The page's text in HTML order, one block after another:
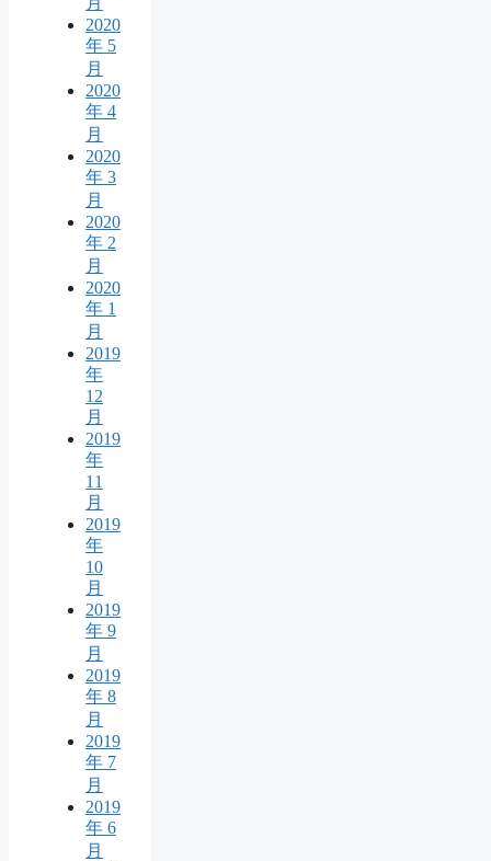
2020
年 5
月
2020
年 4
月
2020
年 3
月
2020
年 2
月
2020
年 1
月
2019
年
12
月
2019
年
11
月
2019
年
10
月
2019
年 9
月
2019
年 8
月
2019
年 7
月
2019
年 6
月